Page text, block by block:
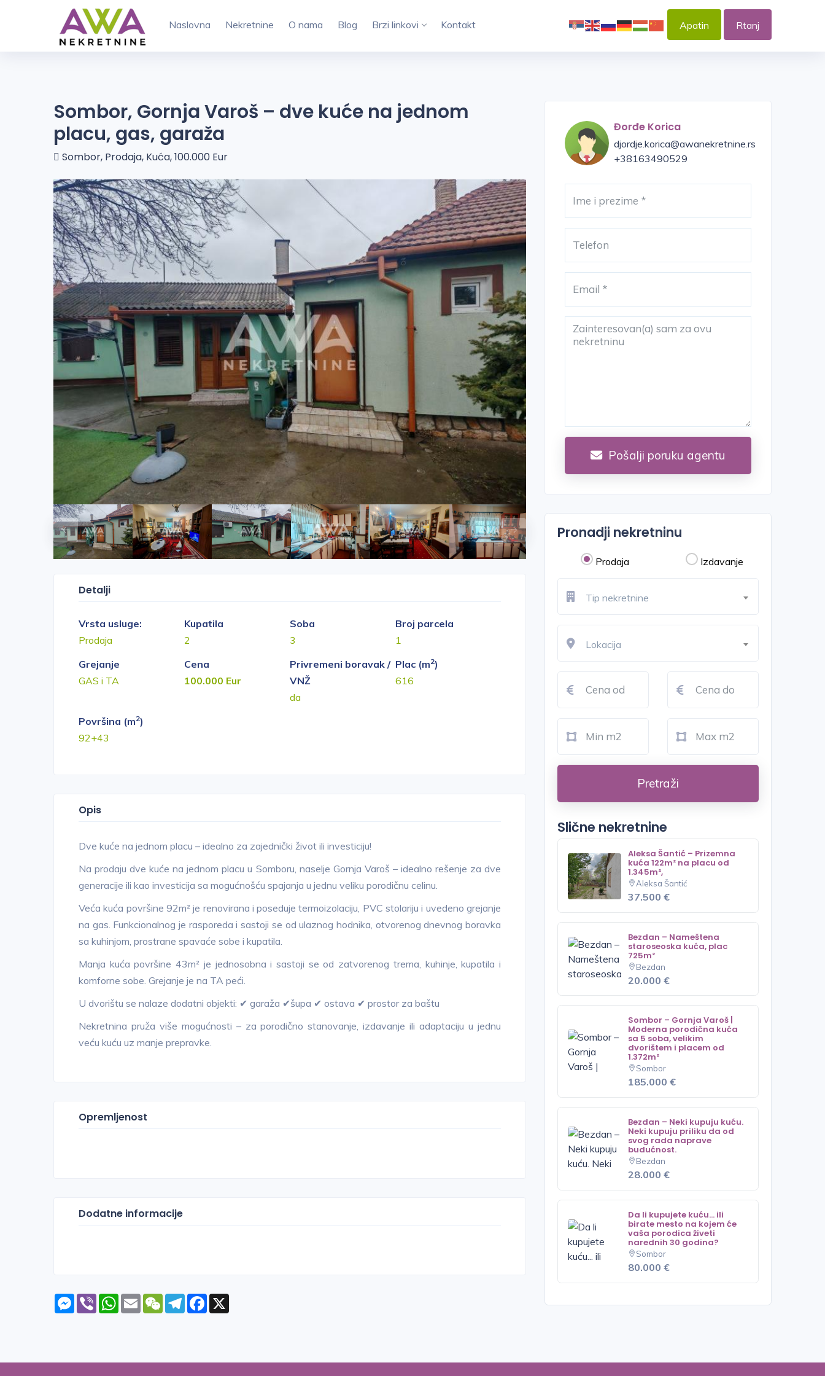
Naslovna Nekretnine O nama Blog Brzi linkovi Kontakt Apatin Rtanj
Sombor, Gornja Varoš – dve kuće na jednom
placu, gas, garaža
Sombor, Prodaja, Kuća, 100.000 Eur
Detalji
Vrsta usluge:
Prodaja
Kupatila
2
Soba
3
Broj parcela
1
Grejanje
GAS i TA
Cena
100.000 Eur
Privremeni boravak /
VNŽ
da
Plac (m2)
616
Površina (m2)
92+43
Opis
Dve kuće na jednom placu – idealno za zajednički život ili investiciju!
Na prodaju dve kuće na jednom placu u Somboru, naselje Gornja Varoš – idealno rešenje za dve
generacije ili kao investicija sa mogućnošću spajanja u jednu veliku porodičnu celinu.
Veća kuća površine 92m² je renovirana i poseduje termoizolaciju, PVC stolariju i uvedeno grejanje
na gas. Funkcionalnog je rasporeda i sastoji se od ulaznog hodnika, otvorenog dnevnog boravka
sa kuhinjom, prostrane spavaće sobe i kupatila.
Manja kuća površine 43m² je jednosobna i sastoji se od zatvorenog trema, kuhinje, kupatila i
komforne sobe. Grejanje je na TA peći.
U dvorištu se nalaze dodatni objekti: ✔ garaža ✔šupa ✔ ostava ✔ prostor za baštu
Nekretnina pruža više mogućnosti – za porodično stanovanje, izdavanje ili adaptaciju u jednu
veću kuću uz manje prepravke.
Opremljenost
Dodatne informacije
Messenger
Viber WhatsApp
Email WeChatTelegramFacebook
Đorđe Korica
djordje.korica@awanekretnine.rs
+38163490529
Pošalji poruku agentu
Pronadji nekretninu
Prodaja Izdavanje
Tip nekretnine
Lokacija
Pretraži
Slične nekretnine
Aleksa Šantić – Prizemna
kuća 122m² na placu od
1.345m²,
Aleksa Šantić
37.500 €
Bezdan – Nameštena
staroseoska kuća, plac
725m²
Bezdan
20.000 €
Sombor – Gornja Varoš |
Moderna porodična kuća
sa 5 soba, velikim
dvorištem i placem od
1.372m²
Sombor
185.000 €
Bezdan – Neki kupuju kuću.
Neki kupuju priliku da od
svog rada naprave
budućnost.
Bezdan
28.000 €
Da li kupujete kuću... ili
birate mesto na kojem će
vaša porodica živeti
narednih 30 godina?
Sombor
80.000 €